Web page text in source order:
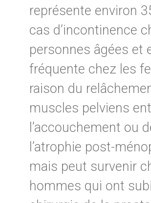
représente environ
cas d’incontinence
personnes âgées et
fréquente chez les
raison du
muscles pelviens
l’accouchement ou
l’atrophie post-
mais peut survenir
hommes qui ont